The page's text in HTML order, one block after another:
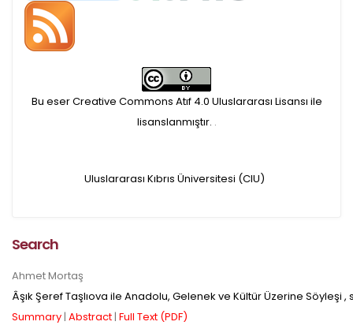
Öndenetimden geçen
makaleler için, 100 Avro
Makale İşletim Ücreti (APC)
APC bilgi mesajı
Bu eser Creative Commons Atıf 4.0 Uluslararası Lisansı ile
lisanslanmıştır. .
Uluslararası Kıbrıs Üniversitesi (CIU)
Search
Ahmet Mortaş
Âşık Şeref Taşlıova ile Anadolu, Gelenek ve Kültür Üzerine Söyleşi ,
Summary| Abstract| Full Text (PDF)